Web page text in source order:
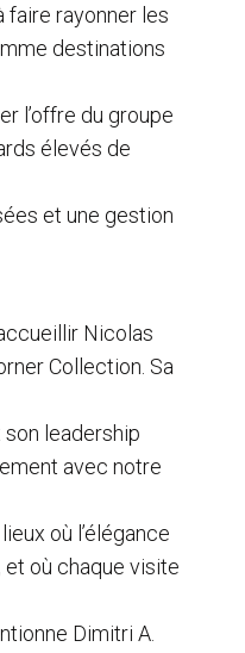
rayonner les
destinations
l’offre du groupe
élevés de
et une gestion
Nicolas
Collection. Sa
leadership
avec notre
où l’élégance
où chaque visite
Dimitri A.